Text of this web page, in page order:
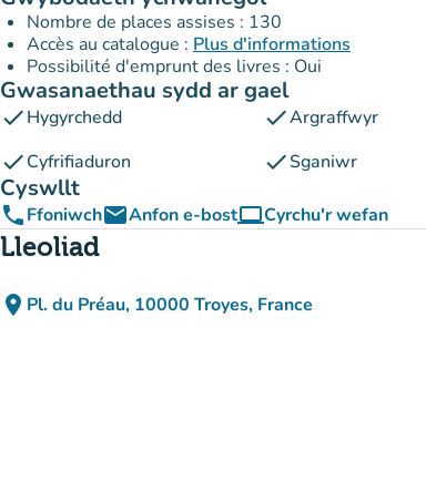
Nombre de places assises : 130
Accès au catalogue : Plus d'informations
Possibilité d'emprunt des livres : Oui
Gwasanaethau sydd ar gael
checkHygyrchedd checkArgraffwyr
checkCyfrifiaduron checkSganiwr
Cyswllt
phoneFfoniwchemailAnfon e-bostcomputerCyrchu'r wefan
(tab newydd)
Lleoliad
place Pl. du Préau, 10000 Troyes, France
(agor yn Google Maps)
(tab newydd)